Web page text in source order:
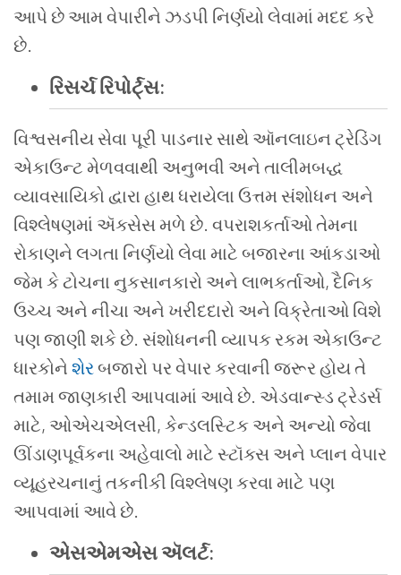
આપે છે આમવેપારીને ઝડપી નિર્ણયો લેવામાં મદદકરે
છે.
રિસર્ચરિપોર્ટ્સ:
વિશ્વસનીય સેવા પૂરી પાડનાર સાથે ઑનલાઇન ટ્રેડિંગ
એકાઉન્ટ મેળવવાથી અનુભવી અને તાલીમબદ્ધ
વ્યાવસાયિકો દ્વારા હાથ ધરાયેલા ઉત્તમ સંશોધન અને
વિશ્લેષણમાં ઍક્સેસમળે છે. વપરાશકર્તાઓતેમના
રોકાણને લગતા નિર્ણયો લેવા માટે બજારના આંકડાઓ
જેમકેટોચના નુકસાનકારો અને લાભકર્તાઓ,દૈનિક
ઉચ્ચ અને નીચા અને ખરીદદારો અને વિક્રેતાઓ વિશે
પણજાણી શકે છે. સંશોધનની વ્યાપક રકમ એકાઉન્ટ
ધારકોને શેરબજારો પરવેપારકરવાની જરૂરહોયતે
તમામજાણકારી આપવામાં આવે છે. એડવાન્સ્ડ ટ્રેડર્સ
માટે, ઓએચએલસી, કેન્ડલસ્ટિક અને અન્યો જેવા
ઊંડાણપૂર્વકના અહેવાલો માટે સ્ટૉક્સ અને પ્લાન વેપાર
વ્યૂહરચનાનું તકનીકી વિશ્લેષણકરવા માટે પણ
આપવામાં આવે છે.
એસએમએસઍલર્ટ: